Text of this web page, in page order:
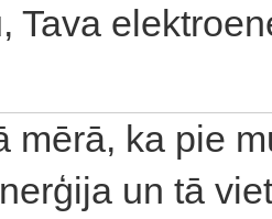
Tava
mērā, ka pie
un tā